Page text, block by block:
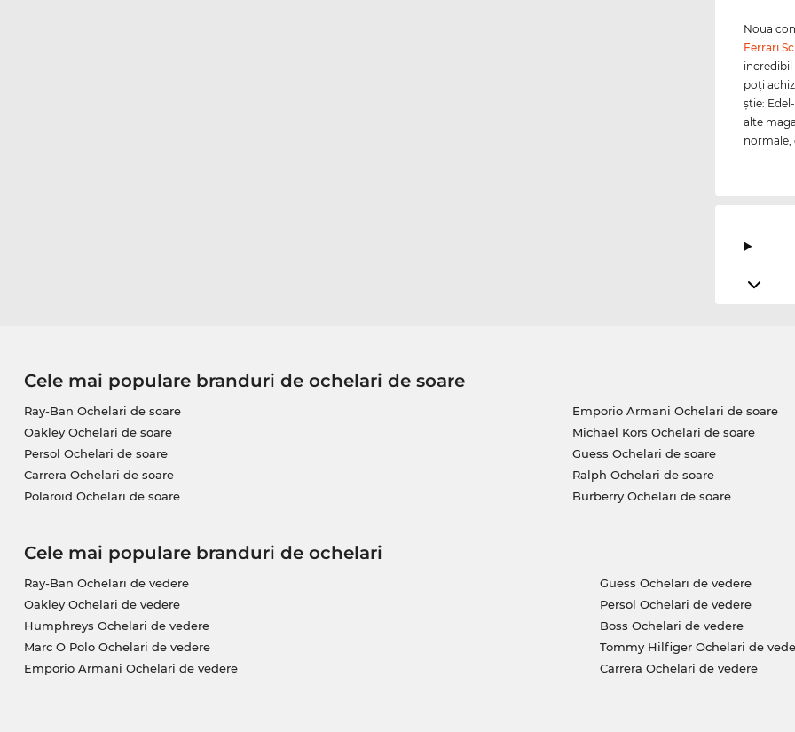
Noua
Ferrari
incredibil
poţi
ştie:
alte
normale,
Cele mai populare branduri de ochelari de soare
Ray-Ban Ochelari de soare
Oakley Ochelari de soare
Persol Ochelari de soare
Carrera Ochelari de soare
Polaroid Ochelari de soare
Emporio Armani Ochelari de soare
Michael Kors Ochelari de soare
Guess Ochelari de soare
Ralph Ochelari de soare
Burberry Ochelari de soare
Cele mai populare branduri de ochelari
Ray-Ban Ochelari de vedere
Oakley Ochelari de vedere
Humphreys Ochelari de vedere
Marc O Polo Ochelari de vedere
Emporio Armani Ochelari de vedere
Guess Ochelari de vedere
Persol Ochelari de vedere
Boss Ochelari de vedere
Tommy Hilfiger Ochelari de
Carrera Ochelari de vedere